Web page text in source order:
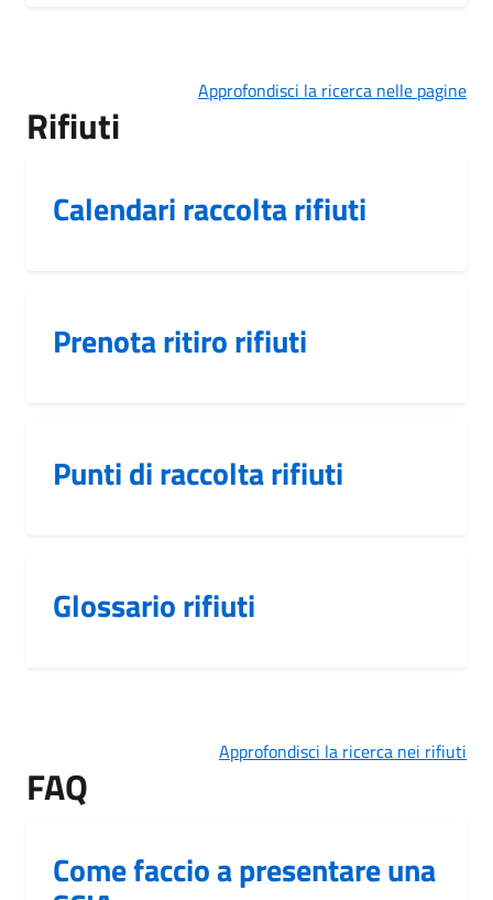
Approfondisci la ricerca nelle pagine
Rifiuti
Calendari raccolta rifiuti
Prenota ritiro rifiuti
Punti di raccolta rifiuti
Glossario rifiuti
Approfondisci la ricerca nei rifiuti
FAQ
Come faccio a presentare una